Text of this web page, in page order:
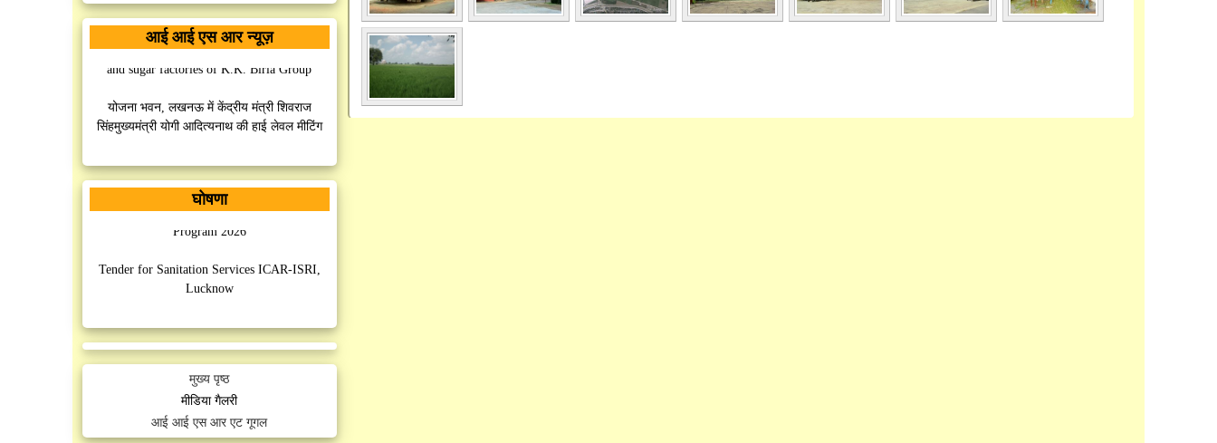
आई आई एस आर न्यूज़
MoU signed between ICAR-ISRI, Lucknow
and sugar factories of K.K. Birla Group
योजना भवन, लखनऊ में केंद्रीय मंत्री शिवराज
सिंहमुख्यमंत्री योगी आदित्यनाथ की हाई लेवल मीटिंग
AISECT University, Hazaribag, Jharkhand
M/S PHE Industries, Faridabad, Haryana
MoU Signed between IISR, Lucknow and Sri
Lucknow
Post Graduate College, Patti, Pratapgarh
ICAR-ISRI celebrates 75th Foundation Day
घोषणा
SHITIJ 2.0 - National Agri-Startup Incubation
Program 2026
Tender for Sanitation Services ICAR-ISRI,
Lucknow
ICAR-ISRI, Lucknow
मुख्य पृष्ठ
मीडिया गैलरी
आई आई एस आर एट गूगल